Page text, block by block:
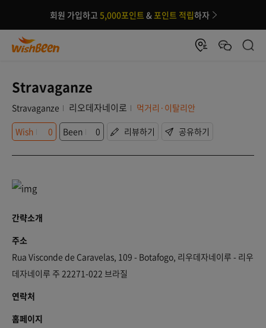
회원 가입하고 5,000포인트 &포인트 적립하자
Stravaganze
Stravaganze 리오데자네이로
먹거리·이탈리안
Wish
0 Been 0 리뷰하기 공유하기
간략소개
주소
Rua Visconde de Caravelas, 109 - Botafogo, 리우데자네이루 - 리우
데자네이루 주 22271-022 브라질
연락처
홈페이지